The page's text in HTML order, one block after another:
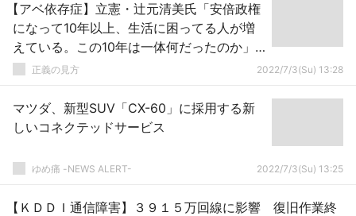
【アベ依存症】立憲・辻元清美氏「安倍政権
になって10年以上、生活に困ってる人が増
えている。この10年は一体何だったのか」
（参院選）
正義の見方 2022/7/3(Su) 13:28
マツダ、新型SUV「CX-60」に採用する新
しいコネクテッドサービス
ゆめ痛 -NEWS ALERT- 2022/7/3(Su) 13:25
【ＫＤＤＩ通信障害】３９１５万回線に影響 復旧作業終